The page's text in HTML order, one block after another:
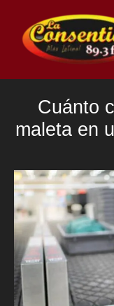
contenido
Cuánto
maleta en